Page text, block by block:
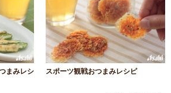
まみレシ
スポーツ観戦おつまみレシピ